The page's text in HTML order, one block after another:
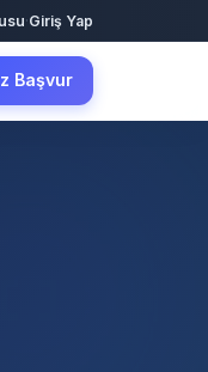
·Giriş Yap
Başvur